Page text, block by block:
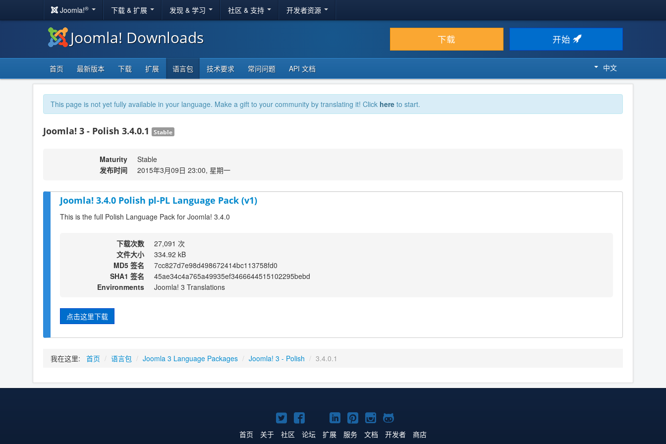
Joomla!® 下载 & 扩展 发现 & 学习 社区 & 支持 开发者资源
Joomla! Downloads 下载 开始
首页 最新版本 下载 扩展 语言包 技术要求 常问问题 API 文档 中文
This page is not yet fully available in your language. Make a gift to your community by translating it! Click here to start.
Joomla! 3 - Polish 3.4.0.1 Stable
Maturity
Stable
发布时间
2015年3月09日 23:00, 星期一
Joomla! 3.4.0 Polish pl-PL Language Pack (v1)
This is the full Polish Language Pack for Joomla! 3.4.0
下载次数
27,091 次
文件大小
334.92 kB
MD5 签名
7cc827d7e98d498672414bc113758fd0
SHA1 签名
45ae34c4a765a49935ef3466644515102295bebd
Environments
Joomla! 3 Translations
点击这里下载
我在这里: 首页 / 语言包 / Joomla 3 Language Packages / Joomla! 3 - Polish / 3.4.0.1
Twitter
主
Facebook
主
YouTube
主
LinkedIn
主
Pinterest
主
Instagram
主
GitHub
主
首页 关于 社区 论坛 扩展 服务 文档 开发者 商店